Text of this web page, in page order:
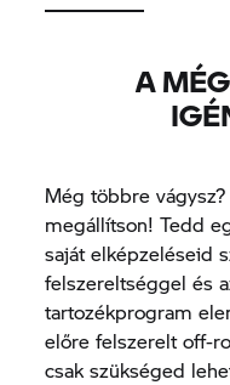
A
Még többre
megállítson! Tedd
saját elképzeléseid
felszereltséggel és
tartozékprogram
előre felszerelt off-
csak szükséged